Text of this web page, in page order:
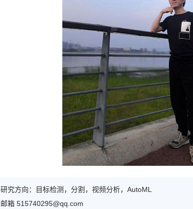
研究方向：目标检测，分割，视频分析，AutoML
邮箱 515740295@qq.com